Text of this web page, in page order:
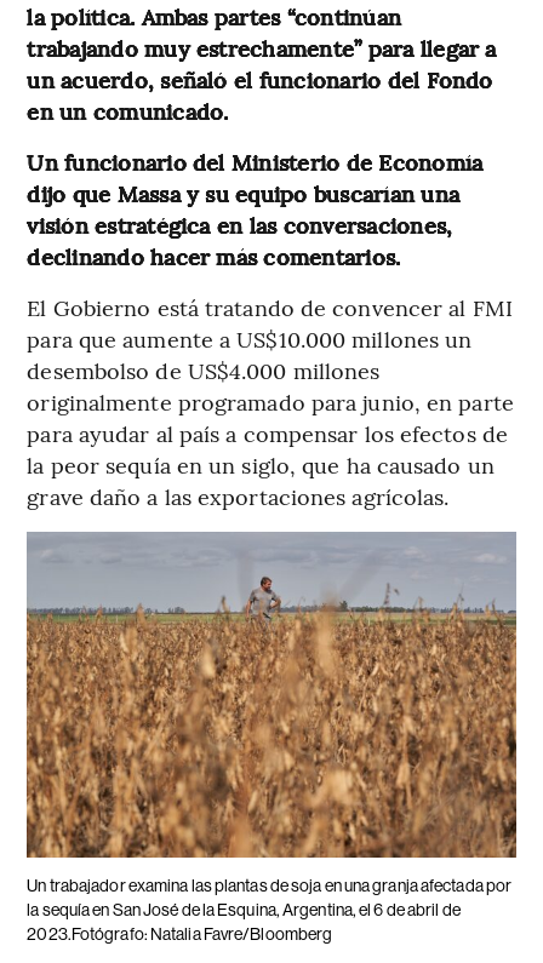
la política. Ambas partes “continúan
trabajando muy estrechamente” para llegar a
un acuerdo, señaló el funcionario del Fondo
en un comunicado.
Un funcionario del Ministerio de Economía
dijo que Massa y su equipo buscarían una
visión estratégica en las conversaciones,
declinando hacer más comentarios.
El Gobierno está tratando de convencer al FMI
para que aumente a US$10.000 millones un
desembolso de US$4.000 millones
originalmente programado para junio, en parte
para ayudar al país a compensar los efectos de
la peor sequía en un siglo, que ha causado un
grave daño a las exportaciones agrícolas.
Un trabajador examina las plantas de soja en una granja afectada por
la sequía en San José de la Esquina, Argentina, el 6 de abril de
2023.Fotógrafo: Natalia Favre/Bloomberg